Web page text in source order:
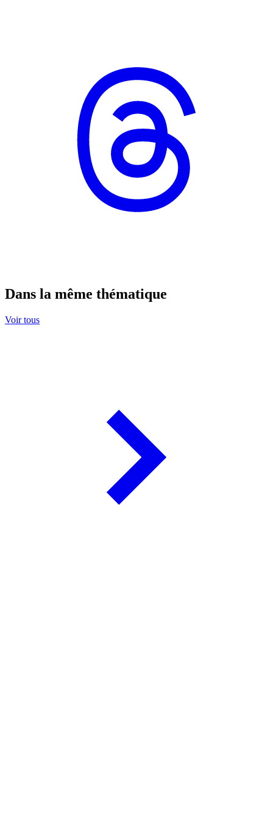
Dans la même thématique
Voir tous